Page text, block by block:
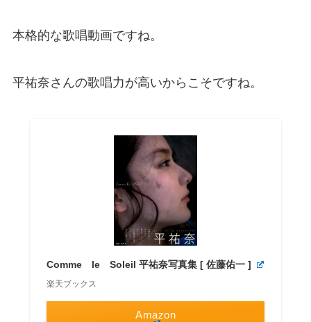
本格的な歌唱動画ですね。
平祐奈さんの歌唱力が高いからこそですね。
Comme le Soleil 平祐奈写真集 [ 佐藤佑一 ]
楽天ブックス
Amazon